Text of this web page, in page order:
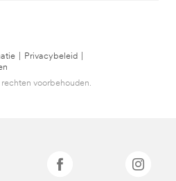
Privacybeleid
voorbehouden.